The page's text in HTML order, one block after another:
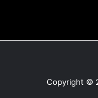
Copyright ©